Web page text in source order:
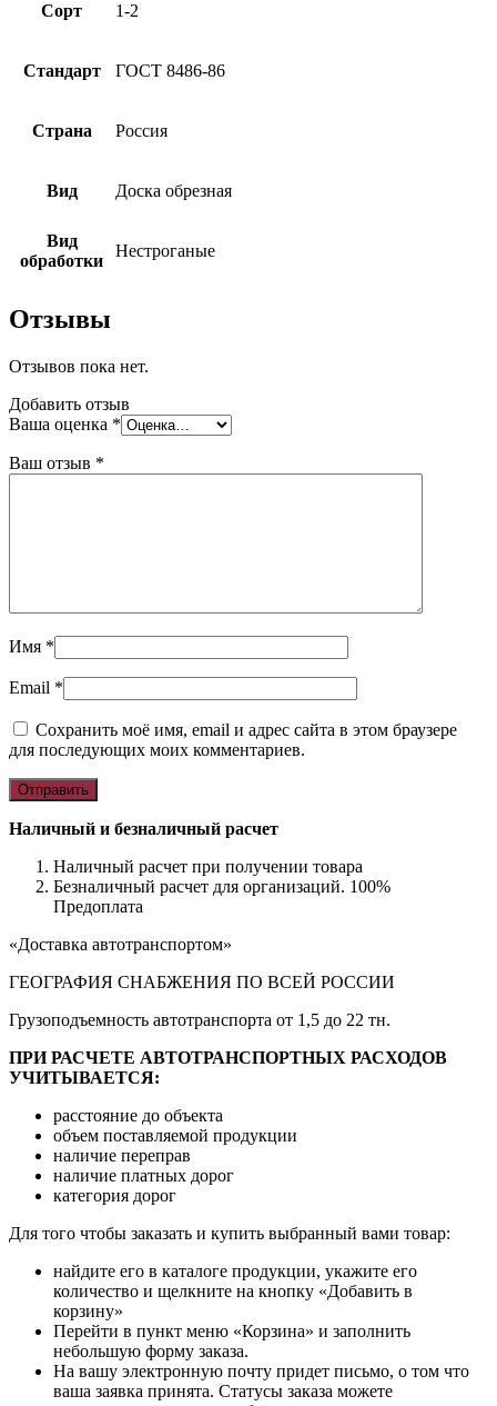
Сорт 1-2
Стандарт ГОСТ 8486-86
Страна Россия
Вид Доска обрезная
Вид
обработки
Нестроганые
Отзывы
Отзывов пока нет.
Добавить отзыв
Ваша оценка *
Ваш отзыв *
Имя *
Email *
Сохранить моё имя, email и адрес сайта в этом браузере
для последующих моих комментариев.
Наличный и безналичный расчет
Наличный расчет при получении товара
Безналичный расчет для организаций. 100%
Предоплата
«Доставка автотранспортом»
ГЕОГРАФИЯ СНАБЖЕНИЯ ПО ВСЕЙ РОССИИ
Грузоподъемность автотранспорта от 1,5 до 22 тн.
ПРИ РАСЧЕТЕ АВТОТРАНСПОРТНЫХ РАСХОДОВ
УЧИТЫВАЕТСЯ:
расстояние до объекта
объем поставляемой продукции
наличие переправ
наличие платных дорог
категория дорог
Для того чтобы заказать и купить выбранный вами товар:
найдите его в каталоге продукции, укажите его
количество и щелкните на кнопку «Добавить в
корзину»
Перейти в пункт меню «Корзина» и заполнить
небольшую форму заказа.
На вашу электронную почту придет письмо, о том что
ваша заявка принята. Статусы заказа можете